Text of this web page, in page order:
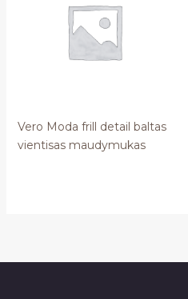
Vero Moda frill detail baltas
vientisas maudymukas